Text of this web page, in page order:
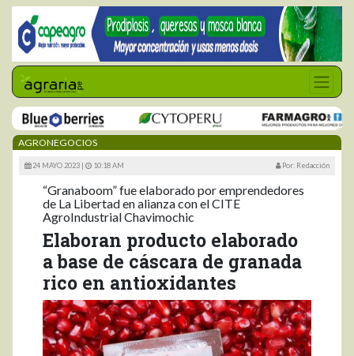
AGRONEGOCIOS
24 MAYO 2023 | 10:18 AM Por: Redacción
“Granaboom” fue elaborado por emprendedores
de La Libertad en alianza con el CITE
AgroIndustrial Chavimochic
Elaboran producto elaborado
a base de cáscara de granada
rico en antioxidantes